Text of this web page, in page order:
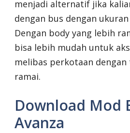
menjadi alternatif jika
dengan bus dengan
Dengan body yang lebih
bisa lebih mudah untuk
melibas perkotaan
ramai.
Download Mod
Avanza